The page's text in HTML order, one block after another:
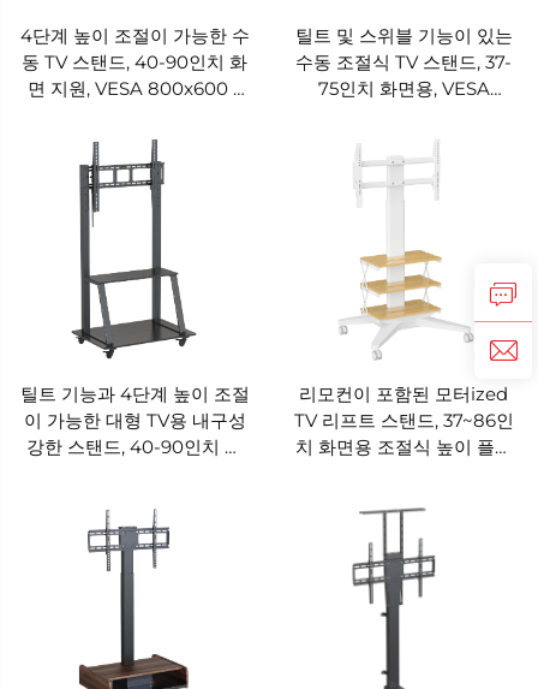
4단계 높이 조절이 가능한 수
동 TV 스탠드, 40-90인치 화
면 지원, VESA 800x600 –
틸트 및 스위블 기능이 있는
수동 조절식 TV 스탠드, 37-
75인치 화면용, VESA
틸트 기능과 4단계 높이 조절
이 가능한 대형 TV용 내구성
강한 스탠드, 40-90인치 화
리모컨이 포함된 모터ized
TV 리프트 스탠드, 37~86인
치 화면용 조절식 높이 플로